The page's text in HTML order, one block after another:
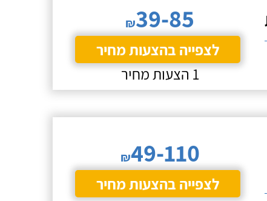
₪39-85
לצפייה בהצעות מחיר
1 הצעות מחיר
₪49-110
לצפייה בהצעות מחיר